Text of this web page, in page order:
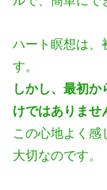
ハート瞑想は、
す。
しかし、最初
けではありませ
この心地よく感
大切なのです。